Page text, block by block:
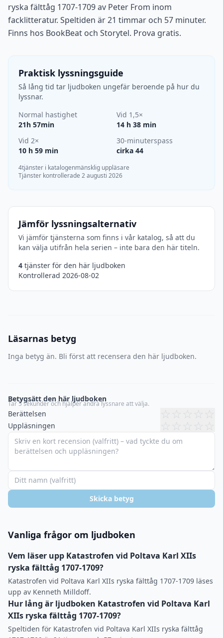
ryska fälttåg 1707-1709 av Peter From inom
facklitteratur. Speltiden är 21 timmar och 57 minuter.
Finns hos BookBeat och Storytel. Prova gratis.
Praktisk lyssningsguide
Så lång tid tar ljudboken ungefär beroende på hur du
lyssnar.
Normal hastighet
21h 57min
Vid 1,5×
14 h 38 min
Vid 2×
10 h 59 min
30-minuterspass
cirka 44
4tjänster i katalogenmänsklig uppläsare
Tjänster kontrollerade 2 augusti 2026
Jämför lyssningsalternativ
Vi jämför tjänsterna som finns i vår katalog, så att du
kan välja utifrån hela serien – inte bara den här titeln.
4 tjänster för den här ljudboken
Kontrollerad 2026-08-02
Läsarnas betyg
Inga betyg än. Bli först att recensera den här ljudboken.
Betygsätt den här ljudboken
Tar 5 sekunder och hjälper andra lyssnare att välja.
Berättelsen ☆☆☆☆☆
Uppläsningen ☆ ☆ ☆ ☆ ☆
Skicka betyg
Vanliga frågor om ljudboken
Vem läser upp Katastrofen vid Poltava Karl XIIs
ryska fälttåg 1707-1709?
Katastrofen vid Poltava Karl XIIs ryska fälttåg 1707-1709 läses
upp av Kenneth Milldoff.
Hur lång är ljudboken Katastrofen vid Poltava Karl
XIIs ryska fälttåg 1707-1709?
Speltiden för Katastrofen vid Poltava Karl XIIs ryska fälttåg